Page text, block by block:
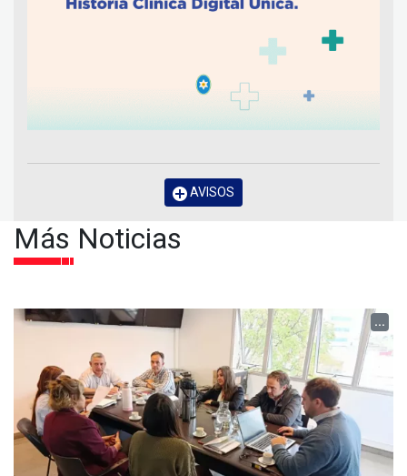
AVISOS
Más Noticias
...